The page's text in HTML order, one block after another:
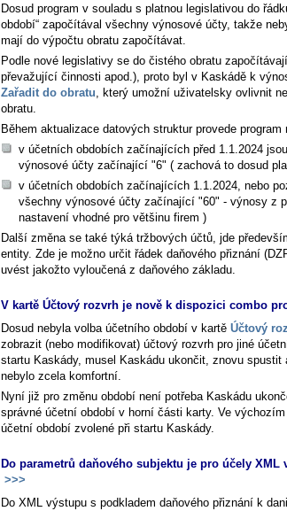
Dosud program v souladu s platnou legislativou do
období“ započítával všechny výnosové účty, takže
mají do výpočtu obratu započítávat.
Podle nové legislativy se do čistého obratu
převažující činnosti apod.), proto byl v Kaskádě k
Zařadit do obratu , který umožní uživatelsky ovlivnit
obratu.
Během aktualizace datových struktur provede
v účetních obdobích začínajících před 1.1.2024
výnosové účty začínající "6" ( zachová to dosud
v účetních obdobích začínajících 1.1.2024, nebo
všechny výnosové účty začínající "60" - výnosy z
nastavení vhodné pro většinu firem )
Další změna se také týká tržbových účtů, jde
entity. Zde je možno určit řádek daňového přiznání
uvést jakožto vyloučená z daňového základu.
V kartě Účtový rozvrh je nově k dispozici combo
Dosud nebyla volba účetního období v kartě Účtový
zobrazit (nebo modifikovat) účtový rozvrh pro jiné
startu Kaskády, musel Kaskádu ukončit, znovu
nebylo zcela komfortní.
Nyní již pro změnu období není potřeba Kaskádu
správné účetní období v horní části karty. Ve
účetní období zvolené při startu Kaskády.
Do parametrů daňového subjektu je pro účely
>>>
Do XML výstupu s podkladem daňového přiznání k